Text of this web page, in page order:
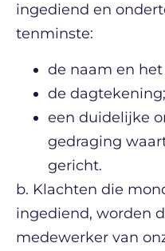
ingediend en
tenminste:
de naam en
de dagtekening;
een duidelijke
gedraging
gericht.
b. Klachten die
ingediend, worden
medewerker van